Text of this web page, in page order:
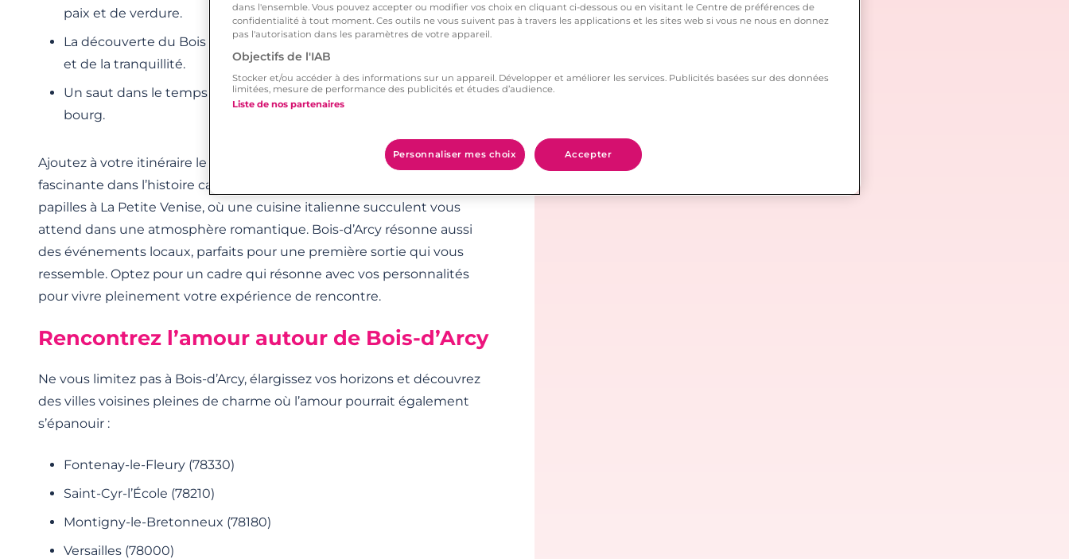
paix et de verdure.
La découverte du Bois des Plattiers pour les amoureux de la nature
et de la tranquillité.
Un saut dans le temps, en explorant les rues historiques du vieux
bourg.
Ajoutez à votre itinéraire le Musée de la ville pour une immersion
fascinante dans l’histoire captivante de Bois-d’Arcy, ou régalez vos
papilles à La Petite Venise, où une cuisine italienne succulent vous
attend dans une atmosphère romantique. Bois-d’Arcy résonne aussi
des événements locaux, parfaits pour une première sortie qui vous
ressemble. Optez pour un cadre qui résonne avec vos personnalités
pour vivre pleinement votre expérience de rencontre.
Rencontrez l’amour autour de Bois-d’Arcy
Ne vous limitez pas à Bois-d’Arcy, élargissez vos horizons et découvrez
des villes voisines pleines de charme où l’amour pourrait également
s’épanouir :
Fontenay-le-Fleury (78330)
Saint-Cyr-l’École (78210)
Montigny-le-Bretonneux (78180)
Versailles (78000)
dans l'ensemble. Vous pouvez accepter ou modifier vos choix en cliquant ci-dessous ou en visitant le Centre de préférences de
confidentialité à tout moment. Ces outils ne vous suivent pas à travers les applications et les sites web si vous ne nous en donnez
pas l'autorisation dans les paramètres de votre appareil.
Objectifs de l'IAB
Stocker et/ou accéder à des informations sur un appareil. Développer et améliorer les services. Publicités basées sur des données
limitées, mesure de performance des publicités et études d’audience.
Liste de nos partenaires
Personnaliser mes choix Accepter